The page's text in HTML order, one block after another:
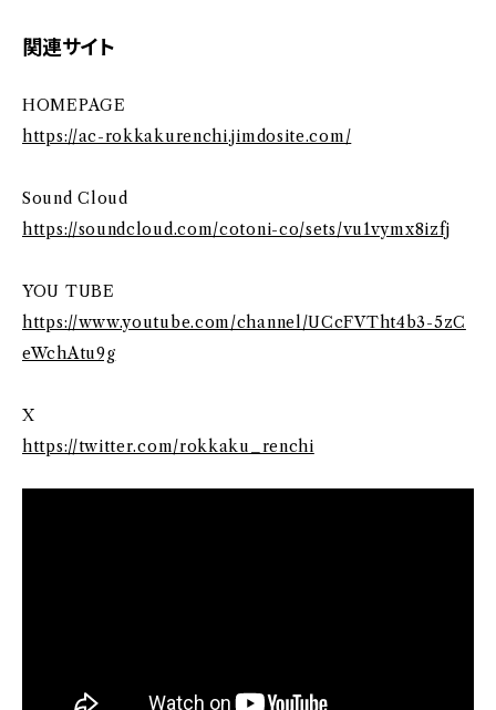
関連サイト
HOMEPAGE
https://ac-rokkakurenchi.jimdosite.com/
Sound Cloud
https://soundcloud.com/cotoni-co/sets/vu1vymx8izfj
YOU TUBE
https://www.youtube.com/channel/UCcFVTht4b3-5zC
eWchAtu9g
X
https://twitter.com/rokkaku_renchi